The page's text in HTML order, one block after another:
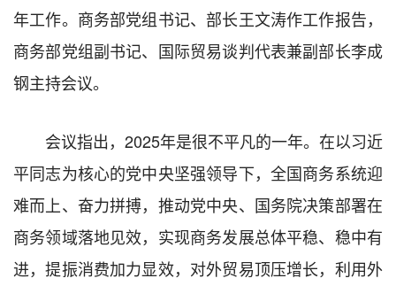
年工作。商务部党组书记、部长王文涛作工作报告，
商务部党组副书记、国际贸易谈判代表兼副部长李成
钢主持会议。
会议指出，2025年是很不平凡的一年。在以习近
平同志为核心的党中央坚强领导下，全国商务系统迎
难而上、奋力拼搏，推动党中央、国务院决策部署在
商务领域落地见效，实现商务发展总体平稳、稳中有
进，提振消费加力显效，对外贸易顶压增长，利用外